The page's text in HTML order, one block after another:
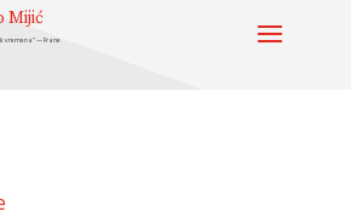
Mijić
vremena” — Frane